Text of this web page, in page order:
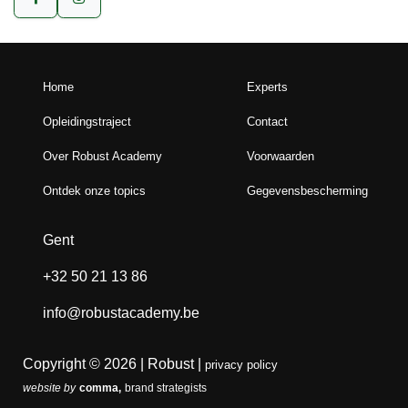
Home
Opleidingstraject
Over Robust Academy
Ontdek onze topics
Experts
Contact
Voorwaarden
Gegevensbescherming
Gent
+32 50 21 13 86
info@robustacademy.be
Copyright © 2026 | Robust | privacy policy
website by comma, brand strategists